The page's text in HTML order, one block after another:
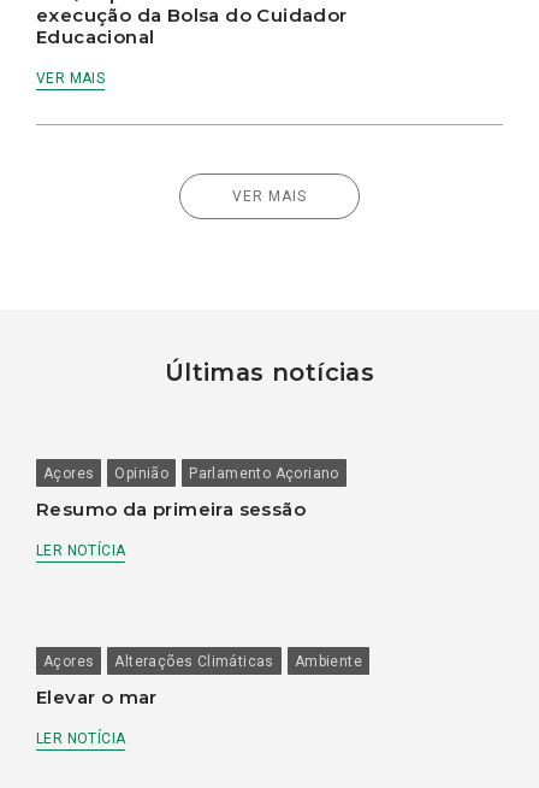
execução da Bolsa do Cuidador
Educacional
VER MAIS
VER MAIS
Últimas notícias
Açores Opinião Parlamento Açoriano
Resumo da primeira sessão
LER NOTÍCIA
Açores Alterações Climáticas Ambiente
Elevar o mar
LER NOTÍCIA